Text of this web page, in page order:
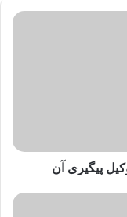
پیگیری آن